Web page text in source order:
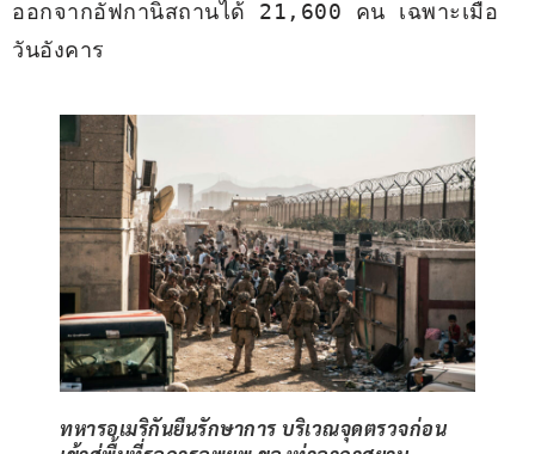
ออกจากอัฟกานิสถานได้ 21,600 คน เฉพาะเมื่อ
วันอังคาร
ทหารอเมริกันยืนรักษาการ บริเวณจุดตรวจก่อน